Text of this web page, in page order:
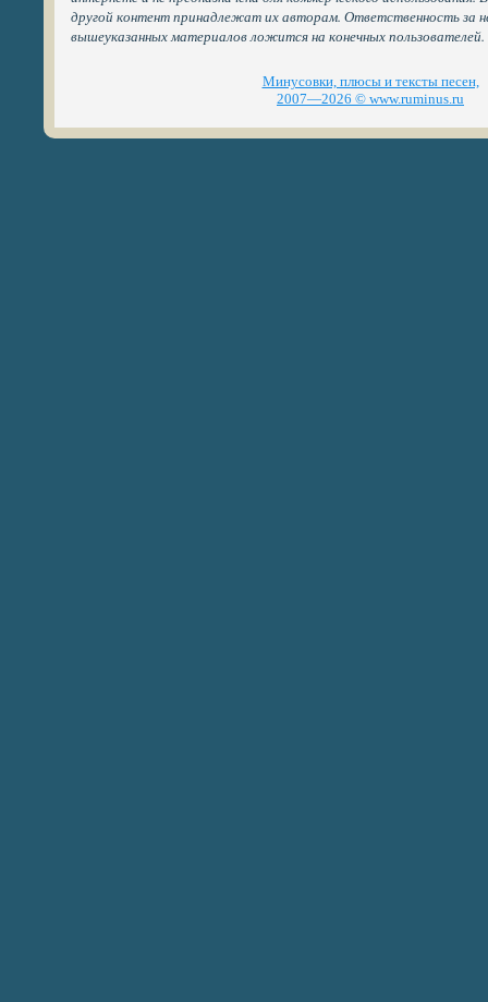
другой контент принадлежат их авторам. Ответственность за
вышеуказанных материалов ложится на конечных пользователей.
Минусовки, плюсы и тексты песен,
2007—2026 © www.ruminus.ru